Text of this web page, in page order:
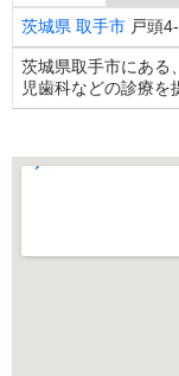
茨城県 取手市 戸頭
茨城県取手市にある
児歯科などの診療を